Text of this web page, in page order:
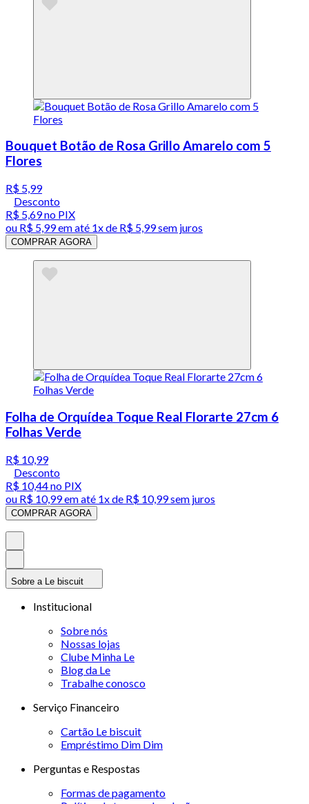
Bouquet Botão de Rosa Grillo Amarelo com 5
Flores
R$ 5,99
Desconto
R$ 5,69no PIX
ou R$ 5,99em até 1x de R$ 5,99sem juros
COMPRAR AGORA
Folha de Orquídea Toque Real Florarte 27cm 6
Folhas Verde
R$ 10,99
Desconto
R$ 10,44no PIX
ou R$ 10,99em até 1x de R$ 10,99sem juros
COMPRAR AGORA
Sobre a Le biscuit
Institucional
Sobre nós
Nossas lojas
Clube Minha Le
Blog da Le
Trabalhe conosco
Serviço Financeiro
Cartão Le biscuit
Empréstimo Dim Dim
Perguntas e Respostas
Formas de pagamento